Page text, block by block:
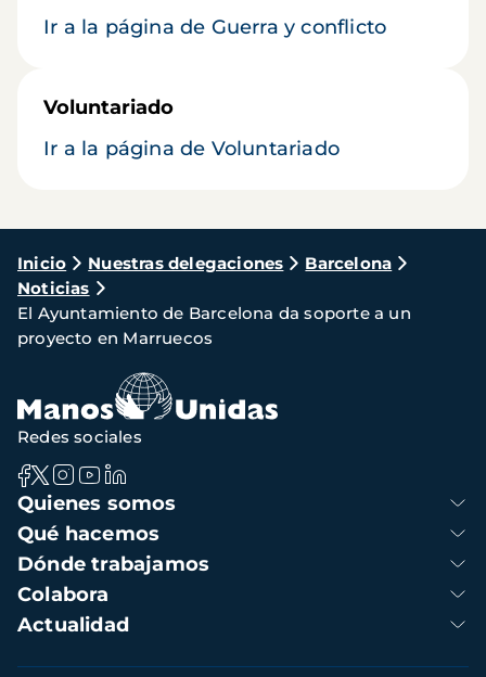
Ir a la página de Guerra y conflicto
Voluntariado
Ir a la página de Voluntariado
Ruta
de
navegación
Inicio Nuestras delegaciones
Barcelona
Noticias
El Ayuntamiento de Barcelona da soporte a un
proyecto en Marruecos
Navegación
principal
Quienes somos
Qué hacemos
Dónde trabajamos
Colabora
Actualidad
Redes sociales